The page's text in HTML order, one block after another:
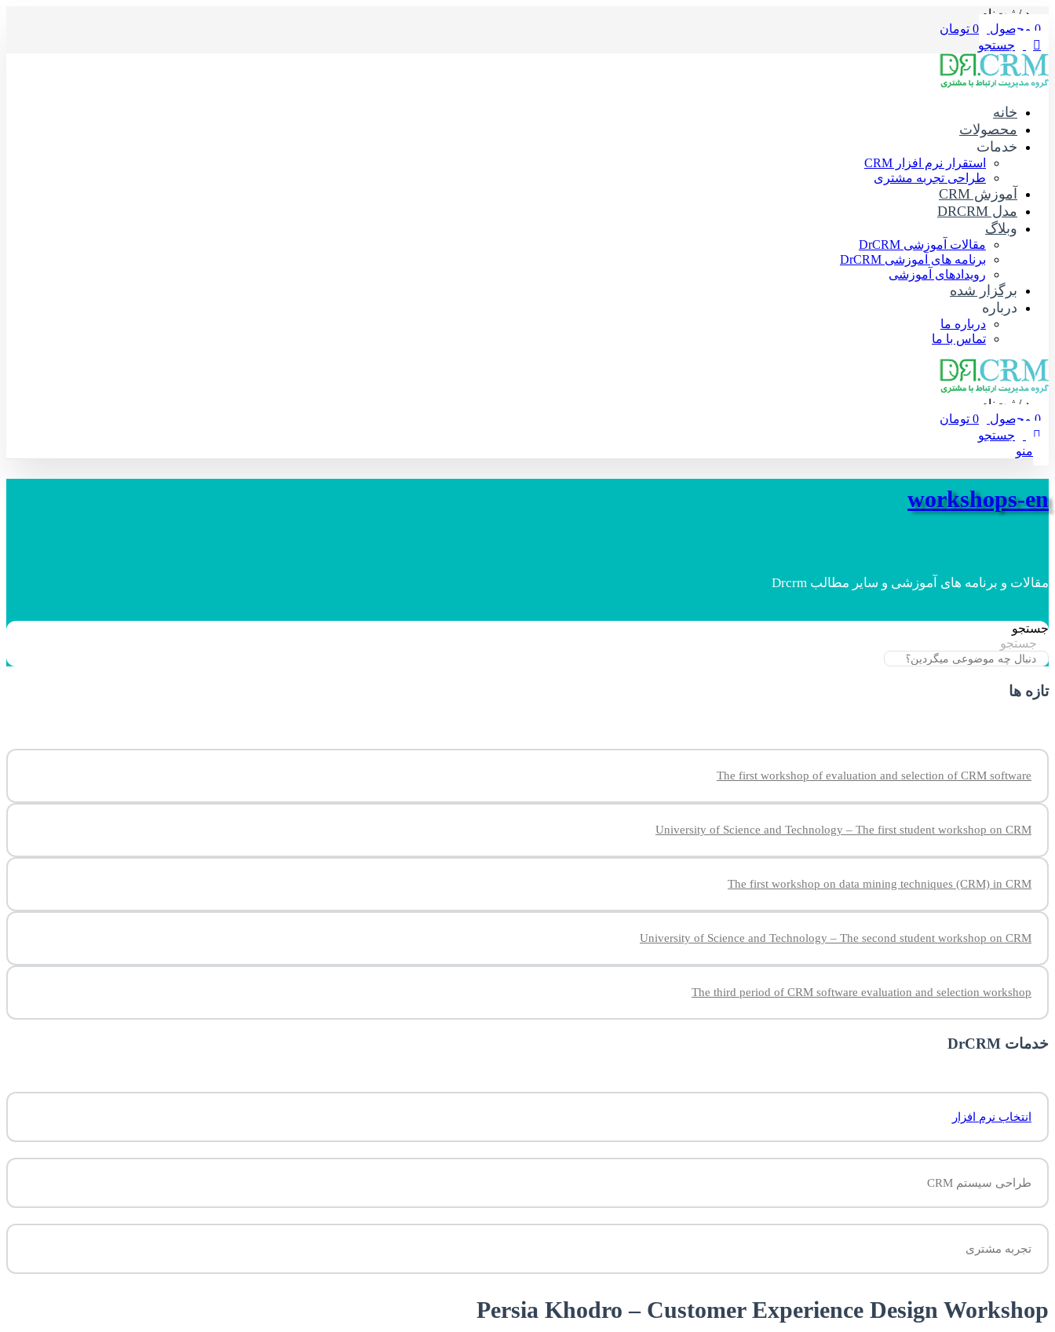
ورود / ثبت‌نام
0 محصول 0 تومان
جستجو
خانه
محصولات
خدمات
استقرار نرم افزار CRM
طراحی تجربه مشتری
آموزش CRM
مدل DRCRM
وبلاگ
مقالات آموزشی DrCRM
برنامه های آموزشی DrCRM
رویدادهای آموزشی
برگزار شده
درباره
درباره ما
تماس با ما
ورود / ثبت‌نام
0 محصول 0 تومان
جستجو
منو
workshops-en
مقالات و برنامه های آموزشی و سایر مطالب Drcrm
جستجو
جستجو
تازه ها
The first workshop of evaluation and selection of CRM software
University of Science and Technology – The first student workshop on CRM
The first workshop on data mining techniques (CRM) in CRM
University of Science and Technology – The second student workshop on CRM
The third period of CRM software evaluation and selection workshop
خدمات DrCRM
انتخاب نرم افزار
طراحی سیستم CRM
تجربه مشتری
Persia Khodro – Customer Experience Design Workshop